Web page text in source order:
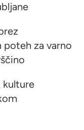
poteh za varno
kulture